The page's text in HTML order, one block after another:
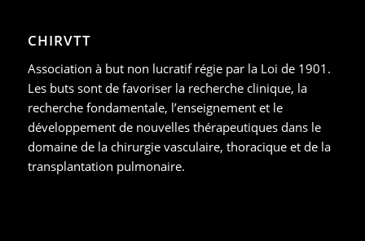
CHIRVTT
Association à but non lucratif régie par la Loi de 1901.
Les buts sont de favoriser la recherche clinique, la
recherche fondamentale, l’enseignement et le
développement de nouvelles thérapeutiques dans le
domaine de la chirurgie vasculaire, thoracique et de la
transplantation pulmonaire.